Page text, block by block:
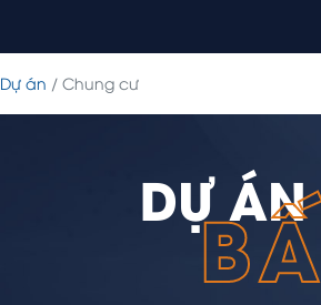
Dự án Chung cư
DỰ ÁN